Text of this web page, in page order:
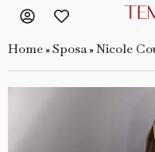
Home» Sposa» Nicole